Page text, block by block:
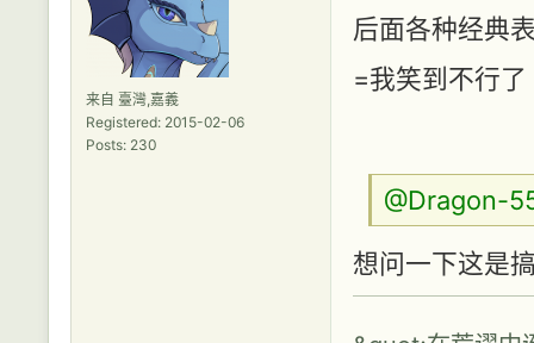
来自 臺灣,嘉義
Registered: 2015-02-06
Posts: 230
后面各种经典
=我笑到不行了
@Dragon-
想问一下这是